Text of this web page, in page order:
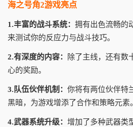
海之号角2游戏亮点
1.丰富的战斗系统： 拥有出色流畅的
来测试你的反应力与战斗技巧。
2.有深度的内容：
除了主线，还有数
心的奖励。
3.队伍伙伴机制： 你将有两位伙伴特
黑暗，为游戏增添了合作和策略元素。
4.武器系统升级： 增加了多种武器类